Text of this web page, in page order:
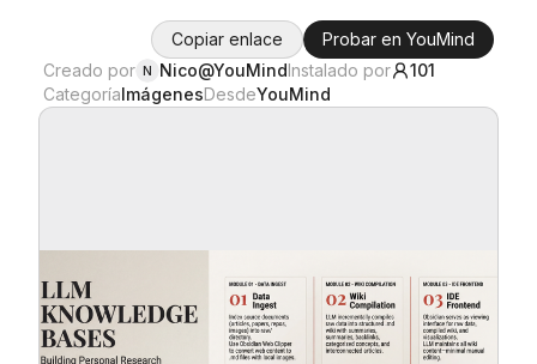
Prompts
Blog
Copiar enlace
Probar en YouMind
Creado por N Nico@YouMindInstalado por
101
CategoríaImágenesDesdeYouMind